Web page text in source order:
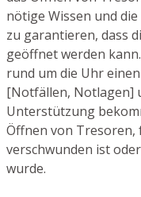
nötige Wissen und
zu garantieren, dass
geöffnet werden
rund um die Uhr
[Notfällen, Notlagen]
Unterstützung
Öffnen von Tresoren,
verschwunden ist
wurde.